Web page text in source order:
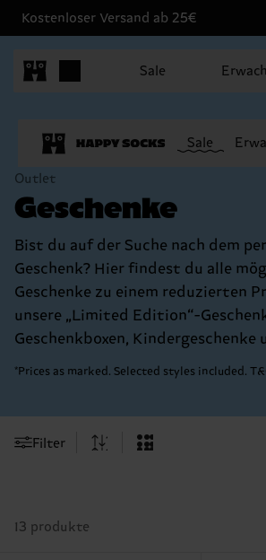
Kostenloser Versand ab 25€
Sale
Sale
Outlet
Geschenke
Bist du auf der Suche nach dem
Geschenk? Hier findest du alle
Geschenke zu einem reduzierten
unsere „Limited Edition“-
Geschenkboxen, Kindergeschenke
*Prices as marked. Selected styles included.
Filter
13 produkte